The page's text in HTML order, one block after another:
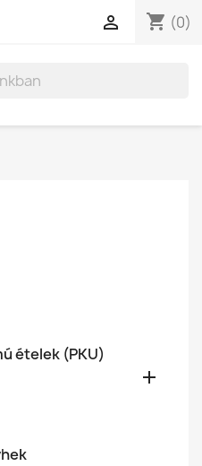
shopping_cart (0)

ételek (PKU)
